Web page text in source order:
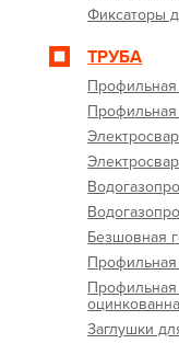
Фиксаторы
ТРУБА
Профильная
Профильная
Безшовная
Профильная
Профильная
Заглушки